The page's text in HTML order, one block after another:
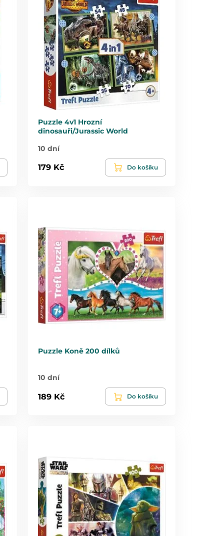
Puzzle 4v1 Hrozní
dinosauři/Jurassic World
10 dní
179 Kč Do košíku
Puzzle Koně 200 dílků
10 dní
189 Kč Do košíku